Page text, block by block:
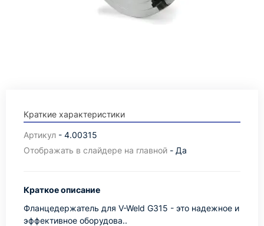
Краткие характеристики
Артикул - 4.00315
Отображать в слайдере на главной - Да
Краткое описание
Фланцедержатель для V-Weld G315 - это надежное и
эффективное оборудова..